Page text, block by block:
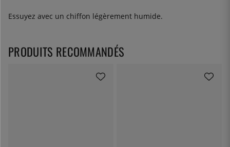
Essuyez avec un chiffon légèrement humide.
PRODUITS RECOMMANDÉS